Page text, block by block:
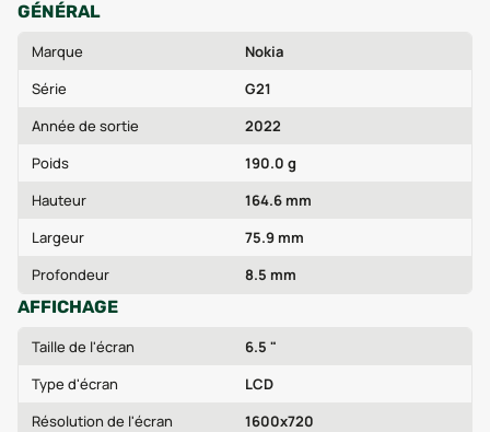
GÉNÉRAL
Marque
Nokia
Série
G21
Année de sortie
2022
Poids
190.0 g
Hauteur
164.6 mm
Largeur
75.9 mm
Profondeur
8.5 mm
AFFICHAGE
Taille de l'écran
6.5 "
Type d'écran
LCD
Résolution de l'écran
1600x720